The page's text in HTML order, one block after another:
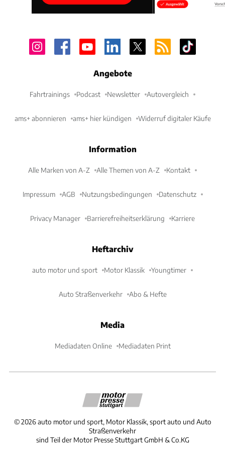
Angebote
Fahrtrainings Podcast Newsletter Autovergleich
ams+ abonnieren ams+ hier kündigen Widerruf digitaler Käufe
Information
Alle Marken von A-Z Alle Themen von A-Z Kontakt
Impressum AGB Nutzungsbedingungen Datenschutz
Privacy Manager Barrierefreiheitserklärung Karriere
Heftarchiv
auto motor und sport Motor Klassik Youngtimer
Auto Straßenverkehr Abo & Hefte
Media
Mediadaten Online Mediadaten Print
©2026 auto motor und sport, Motor Klassik, sport auto und Auto
Straßenverkehr
sind Teil der Motor Presse Stuttgart GmbH & Co.KG